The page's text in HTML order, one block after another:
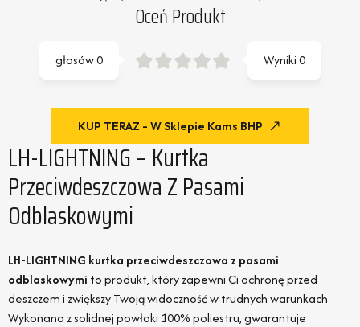
Oceń Produkt
Wyniki0
głosów0
KUP TERAZ - W Sklepie Kams BHP
LH-LIGHTNING – Kurtka
Przeciwdeszczowa Z Pasami
Odblaskowymi
LH-LIGHTNING kurtka przeciwdeszczowa z pasami
odblaskowymi to produkt, który zapewni Ci ochronę przed
deszczem i zwiększy Twoją widoczność w trudnych warunkach.
Wykonana z solidnej powłoki 100% poliestru, gwarantuje